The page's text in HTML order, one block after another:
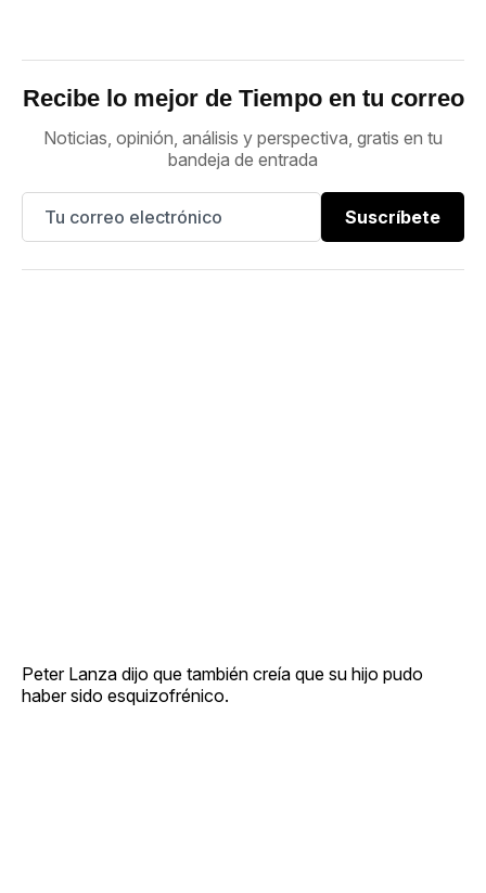
Recibe lo mejor de Tiempo en tu correo
Noticias, opinión, análisis y perspectiva, gratis en tu
bandeja de entrada
Suscríbete
Peter Lanza dijo que también creía que su hijo pudo
haber sido esquizofrénico.